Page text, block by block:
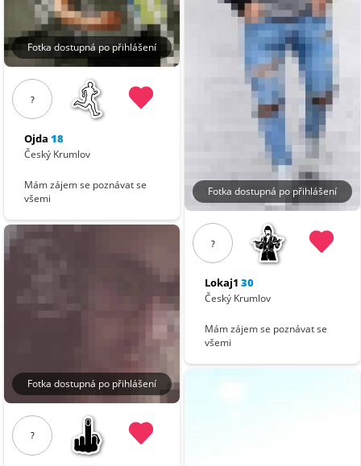
Fotka dostupná po přihlášení
?
Ojda 18
Český Krumlov
Mám zájem se poznávat se
všemi
Fotka dostupná po přihlášení
?
Fotka dostupná po přihlášení
?
Lokaj1 30
Český Krumlov
Mám zájem se poznávat se
všemi